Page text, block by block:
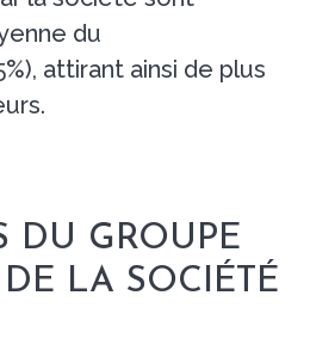
du
attirant ainsi de plus
DU GROUPE
LA SOCIÉTÉ